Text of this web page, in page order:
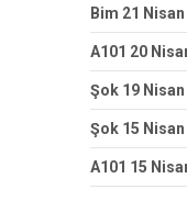
Bim 21
A101 20
Şok 19
Şok 15 Nisan
A101 15